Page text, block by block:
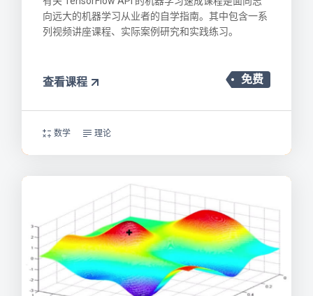
向远大的机器学习从业者的自学指南。其中包含一系
列视频讲座课程、实际案例研究和实践练习。
免费
查看课程
数学 理论